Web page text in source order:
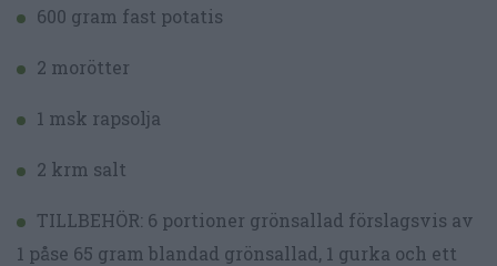
600 gram fast potatis
2 morötter
1 msk rapsolja
2 krm salt
TILLBEHÖR: 6 portioner grönsallad förslagsvis av
1 påse 65 gram blandad grönsallad, 1 gurka och ett